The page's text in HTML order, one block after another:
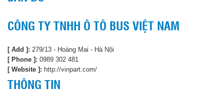
CÔNG TY TNHH Ô TÔ BUS VIỆT NAM
[ Add ]: 279/13 - Hoàng Mai - Hà Nội
[ Phone ]: 0989 302 481
[ Website ]: http://vinpart.com/
THÔNG TIN